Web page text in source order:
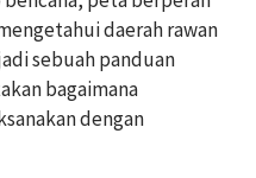
daerah rawan
sebuah panduan
bagaimana
dengan